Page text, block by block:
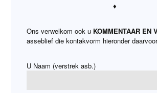
♦
Ons verwelkom ook u KOMMENTAAR EN
asseblief die kontakvorm hieronder
U Naam (verstrek asb.)